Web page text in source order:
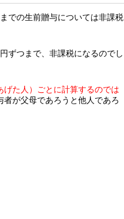
での生前贈与については非課税
ずつまで、非課税になるのでし
げた人）ごとに計算するのでは
者が父母であろうと他人であろ